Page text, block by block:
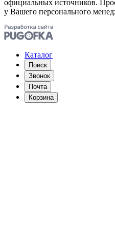
официальных источников.
у Вашего персонального
Каталог
Поиск
Звонок
Почта
Корзина